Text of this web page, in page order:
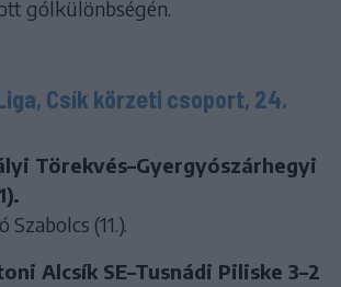
gólkülönbségén.
Csík körzeti csoport, 24.
Törekvés–Gyergyószárhegyi
Szabolcs (11.).
Alcsík SE–Tusnádi Piliske 3–2